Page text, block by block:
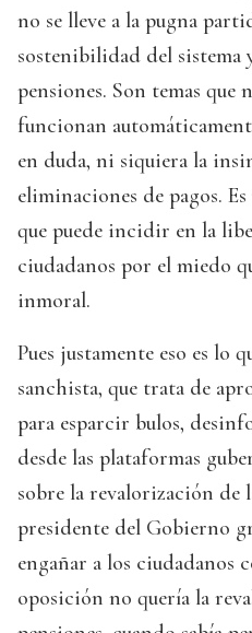
no se lleve a la pugna
sostenibilidad del sistema
pensiones. Son temas que
funcionan
en duda, ni siquiera la
eliminaciones de pagos.
que puede incidir en la
ciudadanos por el miedo
inmoral.
Pues justamente eso es lo
sanchista, que trata de
para esparcir bulos,
desde las plataformas
sobre la revalorización de
presidente del Gobierno
engañar a los ciudadanos
oposición no quería la